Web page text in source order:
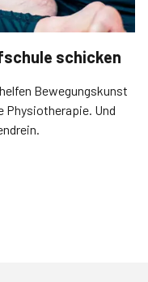
schicken
Bewegungskunst
Physiotherapie. Und